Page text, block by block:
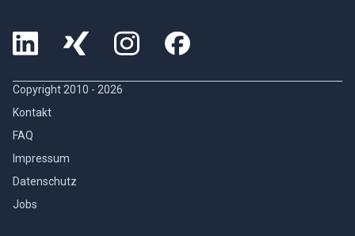
Copyright 2010 - 2026
Kontakt
FAQ
Impressum
Datenschutz
Jobs